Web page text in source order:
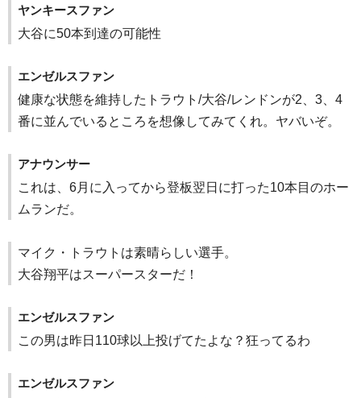
ヤンキースファン
大谷に50本到達の可能性
エンゼルスファン
健康な状態を維持したトラウト/大谷/レンドンが2、3、4
番に並んでいるところを想像してみてくれ。ヤバいぞ。
アナウンサー
これは、6月に入ってから登板翌日に打った10本目のホー
ムランだ。
マイク・トラウトは素晴らしい選手。
大谷翔平はスーパースターだ！
エンゼルスファン
この男は昨日110球以上投げてたよな？狂ってるわ
エンゼルスファン